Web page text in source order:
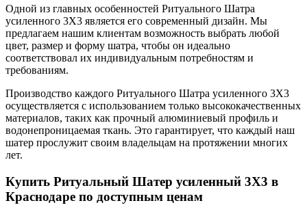
Одной из главных особенностей Ритуального Шатра
усиленного 3X3 является его современный дизайн. Мы
предлагаем нашим клиентам возможность выбрать любой
цвет, размер и форму шатра, чтобы он идеально
соответствовал их индивидуальным потребностям и
требованиям.
Производство каждого Ритуального Шатра усиленного 3X3
осуществляется с использованием только высококачественных
материалов, таких как прочный алюминиевый профиль и
водонепроницаемая ткань. Это гарантирует, что каждый наш
шатер прослужит своим владельцам на протяжении многих
лет.
Купить Ритуальный Шатер усиленный 3X3 в
Краснодаре по доступным ценам